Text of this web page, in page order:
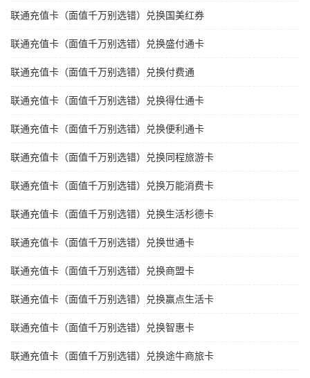
联通充值卡（面值千万别选错）兑换国美红券
联通充值卡（面值千万别选错）兑换盛付通卡
联通充值卡（面值千万别选错）兑换付费通
联通充值卡（面值千万别选错）兑换得仕通卡
联通充值卡（面值千万别选错）兑换便利通卡
联通充值卡（面值千万别选错）兑换同程旅游卡
联通充值卡（面值千万别选错）兑换万能消费卡
联通充值卡（面值千万别选错）兑换生活杉德卡
联通充值卡（面值千万别选错）兑换世通卡
联通充值卡（面值千万别选错）兑换商盟卡
联通充值卡（面值千万别选错）兑换赢点生活卡
联通充值卡（面值千万别选错）兑换智惠卡
联通充值卡（面值千万别选错）兑换途牛商旅卡